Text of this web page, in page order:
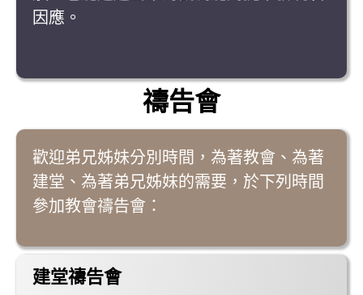
因應。
禱告會
歡迎弟兄姊妹分別時間，為著教會、為著
建堂、為著弟兄姊妹的需要，於下列時間
參加教會禱告會：
建堂禱告會